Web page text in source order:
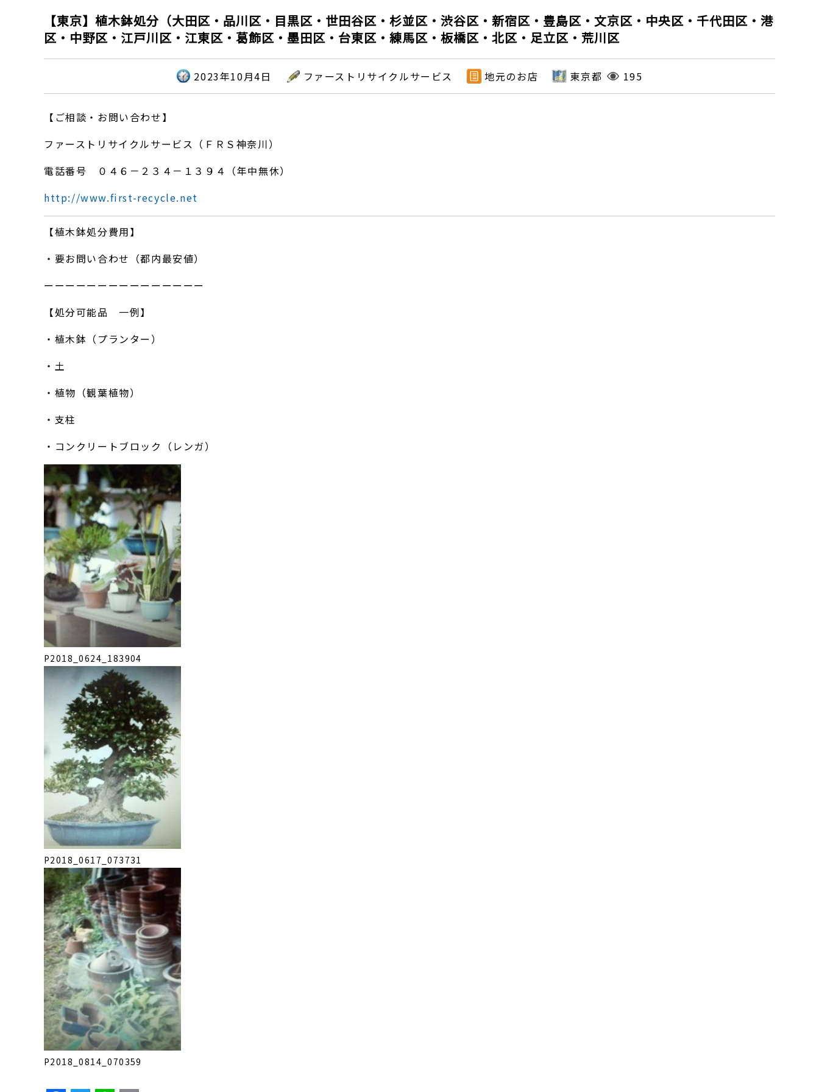
【東京】植木鉢処分（大田区・品川区・目黒区・世田谷区・杉並区・渋谷区・新宿区・豊島区・文京区・中央区・千代田区・港
区・中野区・江戸川区・江東区・葛飾区・墨田区・台東区・練馬区・板橋区・北区・足立区・荒川区
2023年10月4日 ファーストリサイクルサービス 地元のお店 東京都 195
【ご相談・お問い合わせ】
ファーストリサイクルサービス（ＦＲＳ神奈川）
電話番号 ０４６－２３４－１３９４（年中無休）
http://www.first-recycle.net
【植木鉢処分費用】
・要お問い合わせ（都内最安値）
ーーーーーーーーーーーーーーー
【処分可能品 一例】
・植木鉢（プランター）
・土
・植物（観葉植物）
・支柱
・コンクリートブロック（レンガ）
P2018_0624_183904
P2018_0617_073731
P2018_0814_070359